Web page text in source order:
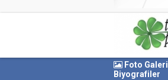
Foto Galeri
Biyografiler